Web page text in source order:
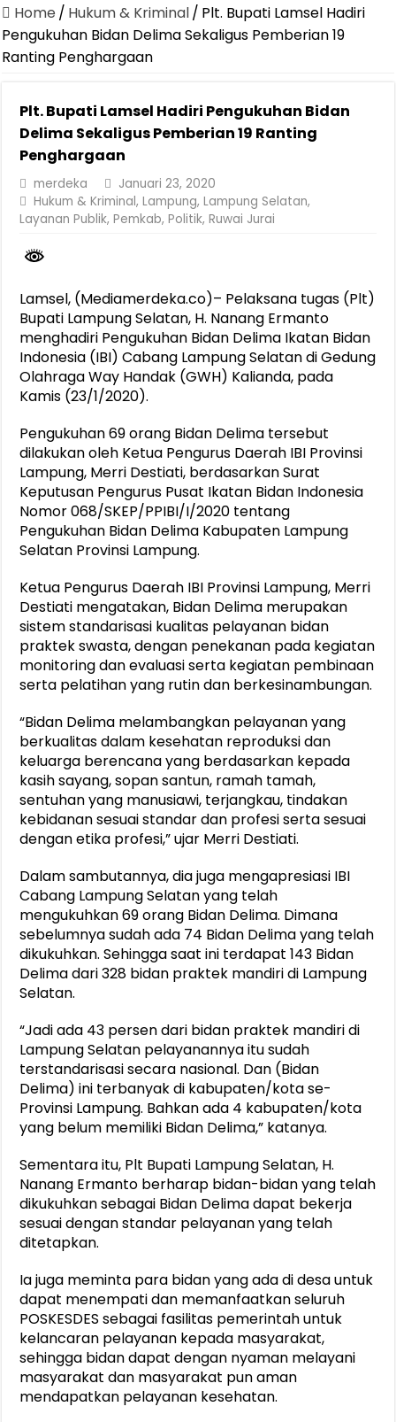
Canangkan Desa TAPIS dan Luncurkan Sekolah Lansia di
Pemprov Lampung Berhasil Kendalikan Inflasi, Jadi Provinsi
Dirut Jasa Raharja Dampingi Wamenhub Tinjau Penanganan
Pastikan Pelayanan Maksimal, Direksi Jasa Raharja Tinjau Korban
Dirut Jasa Raharja Dampingi Wamenhub Tinjau Penanganan
Jasa Raharja Jamin Seluruh Korban Kebakaran KM Mutiara
Home / Hukum & Kriminal/ Plt. Bupati Lamsel Hadiri
Pengukuhan Bidan Delima Sekaligus Pemberian 19
Ranting Penghargaan
Plt. Bupati Lamsel Hadiri Pengukuhan Bidan
Delima Sekaligus Pemberian 19 Ranting
Penghargaan
merdeka
Januari 23, 2020
Hukum & Kriminal,Lampung,Lampung Selatan,
Layanan Publik,Pemkab,Politik,Ruwai Jurai
Lamsel, (Mediamerdeka.co)– Pelaksana tugas (Plt)
Bupati Lampung Selatan, H. Nanang Ermanto
menghadiri Pengukuhan Bidan Delima Ikatan Bidan
Indonesia (IBI) Cabang Lampung Selatan di Gedung
Olahraga Way Handak (GWH) Kalianda, pada
Kamis (23/1/2020).
Pengukuhan 69 orang Bidan Delima tersebut
dilakukan oleh Ketua Pengurus Daerah IBI Provinsi
Lampung, Merri Destiati, berdasarkan Surat
Keputusan Pengurus Pusat Ikatan Bidan Indonesia
Nomor 068/SKEP/PPIBI/I/2020 tentang
Pengukuhan Bidan Delima Kabupaten Lampung
Selatan Provinsi Lampung.
Ketua Pengurus Daerah IBI Provinsi Lampung, Merri
Destiati mengatakan, Bidan Delima merupakan
sistem standarisasi kualitas pelayanan bidan
praktek swasta, dengan penekanan pada kegiatan
monitoring dan evaluasi serta kegiatan pembinaan
serta pelatihan yang rutin dan berkesinambungan.
“Bidan Delima melambangkan pelayanan yang
berkualitas dalam kesehatan reproduksi dan
keluarga berencana yang berdasarkan kepada
kasih sayang, sopan santun, ramah tamah,
sentuhan yang manusiawi, terjangkau, tindakan
kebidanan sesuai standar dan profesi serta sesuai
dengan etika profesi,” ujar Merri Destiati.
Dalam sambutannya, dia juga mengapresiasi IBI
Cabang Lampung Selatan yang telah
mengukuhkan 69 orang Bidan Delima. Dimana
sebelumnya sudah ada 74 Bidan Delima yang telah
dikukuhkan. Sehingga saat ini terdapat 143 Bidan
Delima dari 328 bidan praktek mandiri di Lampung
Selatan.
“Jadi ada 43 persen dari bidan praktek mandiri di
Lampung Selatan pelayanannya itu sudah
terstandarisasi secara nasional. Dan (Bidan
Delima) ini terbanyak di kabupaten/kota se-
Provinsi Lampung. Bahkan ada 4 kabupaten/kota
yang belum memiliki Bidan Delima,” katanya.
Sementara itu, Plt Bupati Lampung Selatan, H.
Nanang Ermanto berharap bidan-bidan yang telah
dikukuhkan sebagai Bidan Delima dapat bekerja
sesuai dengan standar pelayanan yang telah
ditetapkan.
Ia juga meminta para bidan yang ada di desa untuk
dapat menempati dan memanfaatkan seluruh
POSKESDES sebagai fasilitas pemerintah untuk
kelancaran pelayanan kepada masyarakat,
sehingga bidan dapat dengan nyaman melayani
masyarakat dan masyarakat pun aman
mendapatkan pelayanan kesehatan.